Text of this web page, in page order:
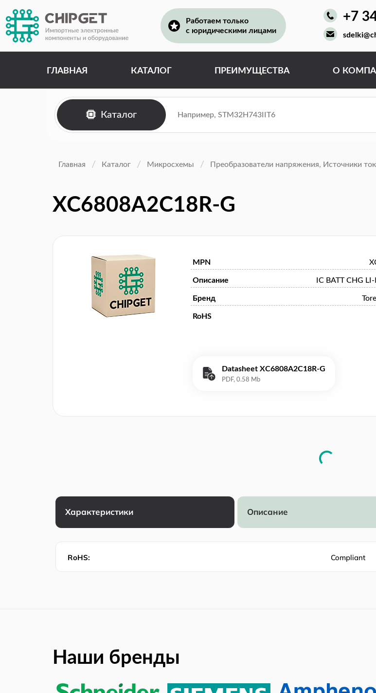
Работаем только
с юридическими лицами
+7
ГЛАВНАЯ КАТАЛОГ ПРЕИМУЩЕСТВА О
Каталог
Главная Каталог Микросхемы Преобразователи напряжения, Источники
XC6808A2C18R-G
MPN
Описание IC BATT CHG
Бренд
RoHS
Datasheet XC6808A2C18R-G
Характеристики Описание
RoHS: Compliant
Наши бренды